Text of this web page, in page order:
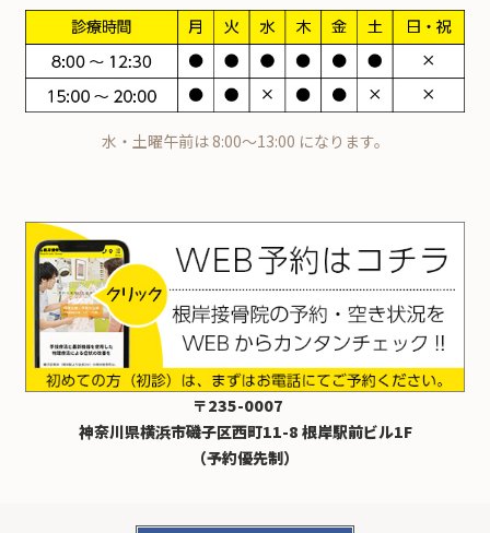
水・土曜午前は 8:00～13:00 になります。
〒235-0007
神奈川県横浜市磯子区西町11-8 根岸駅前ビル1F
（予約優先制）